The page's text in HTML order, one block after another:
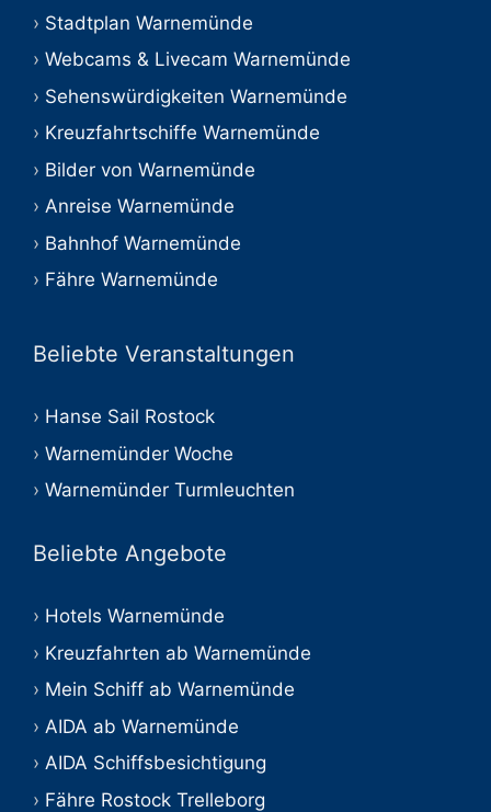
Stadtplan Warnemünde
Webcams & Livecam Warnemünde
Sehenswürdigkeiten Warnemünde
Kreuzfahrtschiffe Warnemünde
Bilder von Warnemünde
Anreise Warnemünde
Bahnhof Warnemünde
Fähre Warnemünde
Beliebte Veranstaltungen
Hanse Sail Rostock
Warnemünder Woche
Warnemünder Turmleuchten
Beliebte Angebote
Hotels Warnemünde
Kreuzfahrten ab Warnemünde
Mein Schiff ab Warnemünde
AIDA ab Warnemünde
AIDA Schiffsbesichtigung
Fähre Rostock Trelleborg